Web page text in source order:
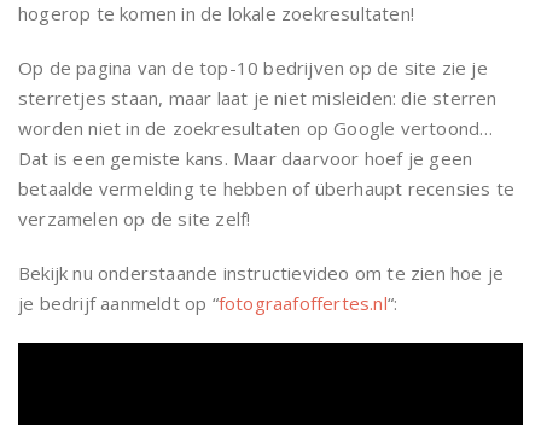
hogerop te komen in de lokale zoekresultaten!
Op de pagina van de top-10 bedrijven op de site zie je
sterretjes staan, maar laat je niet misleiden: die sterren
worden niet in de zoekresultaten op Google vertoond…
Dat is een gemiste kans. Maar daarvoor hoef je geen
betaalde vermelding te hebben of überhaupt recensies te
verzamelen op de site zelf!
Bekijk nu onderstaande instructievideo om te zien hoe je
je bedrijf aanmeldt op “fotograafoffertes.nl“: